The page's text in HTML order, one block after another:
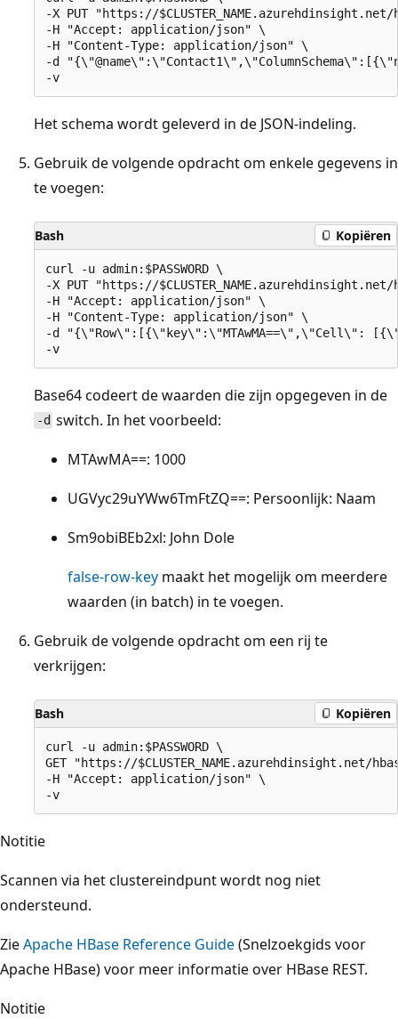
-X PUT "https://
-H "Accept: application/json" \
-H "Content-Type: application/json" \
-d
Het schema wordt geleverd in de JSON-indeling.
Gebruik de volgende opdracht om enkele gegevens in
te voegen:
Bash Kopiëren
curl -u admin:$PASSWORD \
-X PUT "https://
-H "Accept: application/json" \
-H "Content-Type: application/json" \
-d "{\"Row\":[{\"key\":\"MTAwMA==\",\"Cell\":
Base64 codeert de waarden die zijn opgegeven in de
-d switch. In het voorbeeld:
MTAwMA==: 1000
UGVyc29uYWw6TmFtZQ==: Persoonlijk: Naam
Sm9obiBEb2xl: John Dole
false-row-key maakt het mogelijk om meerdere
waarden (in batch) in te voegen.
Gebruik de volgende opdracht om een rij te
verkrijgen:
Bash Kopiëren
curl -u admin:$PASSWORD \
GET "https://$CLUSTER_NAME.azurehdinsight.net/
-H "Accept: application/json" \
Notitie
Scannen via het clustereindpunt wordt nog niet
ondersteund.
ZieApache HBase Reference Guide(Snelzoekgids voor
Apache HBase) voor meer informatie over HBase REST.
Notitie